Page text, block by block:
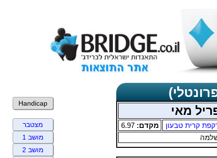
מאי
קרית טבעון מקדם:6.97
שלמה
Handicap
מצטבר
מושב 1
מושב 2